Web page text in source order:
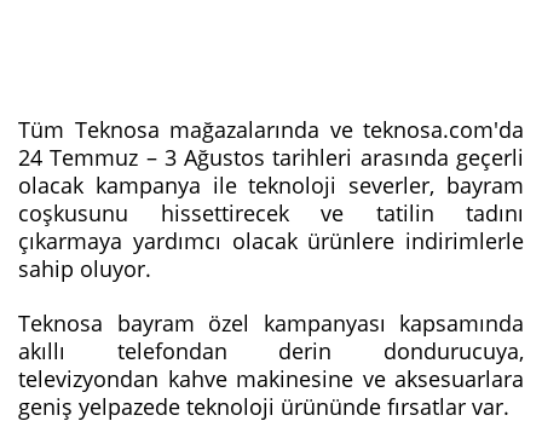
Tüm Teknosa mağazalarında ve teknosa.com'da
24 Temmuz – 3 Ağustos tarihleri arasında geçerli
olacak kampanya ile teknoloji severler, bayram
coşkusunu hissettirecek ve tatilin tadını
çıkarmaya yardımcı olacak ürünlere indirimlerle
sahip oluyor.
Teknosa bayram özel kampanyası kapsamında
akıllı telefondan derin dondurucuya,
televizyondan kahve makinesine ve aksesuarlara
geniş yelpazede teknoloji ürününde fırsatlar var.